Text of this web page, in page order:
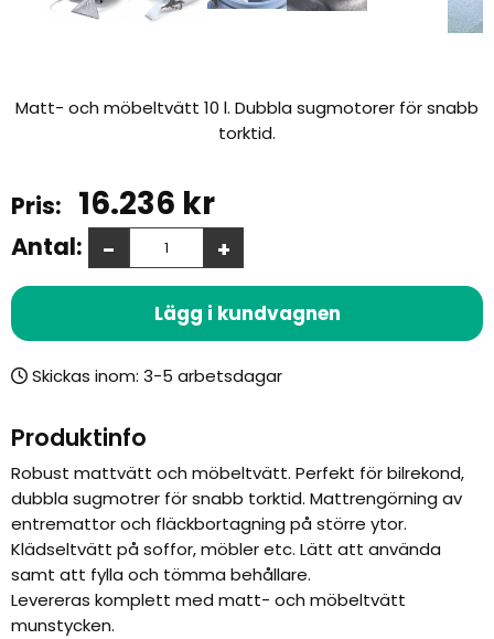
Matt- och möbeltvätt 10 l. Dubbla sugmotorer för snabb
torktid.
16.236 kr
Antal: +
-
Lägg i kundvagnen
Skickas inom:
Produktinfo
Robust mattvätt och möbeltvätt. Perfekt för bilrekond,
dubbla sugmotrer för snabb torktid. Mattrengörning av
entremattor och fläckbortagning på större ytor.
Klädseltvätt på soffor, möbler etc. Lätt att använda
samt att fylla och tömma behållare.
Levereras komplett med matt- och möbeltvätt
munstycken.